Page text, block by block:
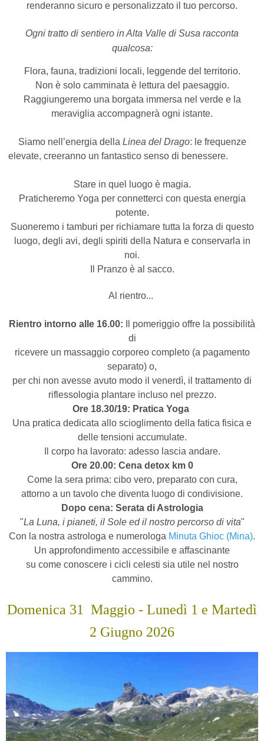
renderanno sicuro e personalizzato il tuo percorso.
Ogni tratto di sentiero in Alta Valle di Susa racconta
qualcosa:
Flora, fauna, tradizioni locali, leggende del territorio.
Non è solo camminata è lettura del paesaggio.
Raggiungeremo una borgata immersa nel verde e la
meraviglia accompagnerà ogni istante.
Siamo nell’energia della Linea del Drago: le frequenze
elevate, creeranno un fantastico senso di benessere.
Stare in quel luogo è magia.
Praticheremo Yoga per connetterci con questa energia
potente.
Suoneremo i tamburi per richiamare tutta la forza di questo
luogo, degli avi, degli spiriti della Natura e conservarla in
noi.
Il Pranzo è al sacco.
Al rientro...
Rientro intorno alle 16.00: Il pomeriggio offre la possibilità
di
ricevere un massaggio corporeo completo (a pagamento
separato) o,
per chi non avesse avuto modo il venerdì, il trattamento di
riflessologia plantare incluso nel prezzo.
Ore 18.30/19: Pratica Yoga
Una pratica dedicata allo scioglimento della fatica fisica e
delle tensioni accumulate.
Il corpo ha lavorato: adesso lascia andare.
Ore 20.00: Cena detox km 0
Come la sera prima: cibo vero, preparato con cura,
attorno a un tavolo che diventa luogo di condivisione.
Dopo cena: Serata di Astrologia
"La Luna, i pianeti, il Sole ed il nostro percorso di vita"
Con la nostra astrologa e numerologa Minuta Ghioc (Mina).
Un approfondimento accessibile e affascinante
su come conoscere i cicli celesti sia utile nel nostro
cammino.
Domenica 31 Maggio - Lunedì 1 e Martedì
2 Giugno 2026